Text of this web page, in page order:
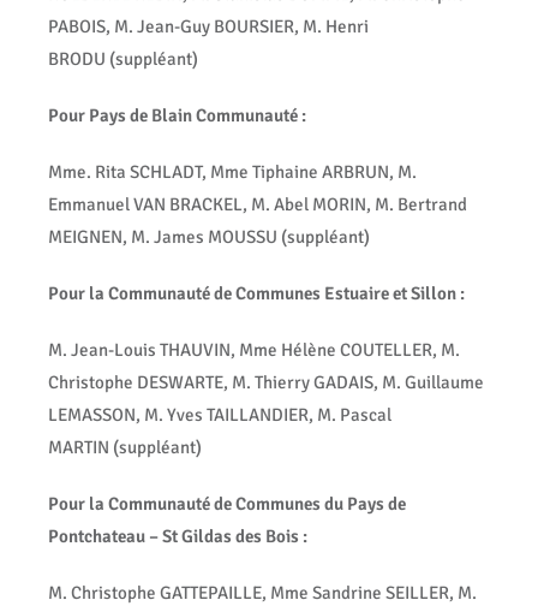
PABOIS, M. Jean-Guy BOURSIER, M. Henri
BRODU (suppléant)
Pour Pays de Blain Communauté :
Mme. Rita SCHLADT, Mme Tiphaine ARBRUN, M.
Emmanuel VAN BRACKEL, M. Abel MORIN, M. Bertrand
MEIGNEN, M. James MOUSSU (suppléant)
Pour la Communauté de Communes Estuaire et Sillon :
M. Jean-Louis THAUVIN, Mme Hélène COUTELLER, M.
Christophe DESWARTE, M. Thierry GADAIS, M. Guillaume
LEMASSON, M. Yves TAILLANDIER, M. Pascal
MARTIN (suppléant)
Pour la Communauté de Communes du Pays de
Pontchateau – St Gildas des Bois :
M. Christophe GATTEPAILLE, Mme Sandrine SEILLER, M.